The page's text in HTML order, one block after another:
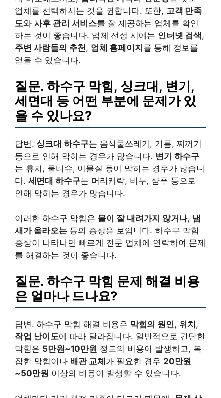
업체를 선택하시는 것을 권합니다. 또한, 고객 만족
도와 사후 관리 서비스를 잘 제공하는 업체를 확인
하는 것이 좋습니다. 업체 선정 시에는 인터넷 검색,
주변 사람들의 추천, 업체 홈페이지를 통해 정보를
얻을 수 있습니다.
질문. 하수구 막힘, 싱크대, 변기,
세면대 등 어떤 부분에 문제가 있
을 수 있나요?
답변. 싱크대 하수구는 음식물쓰레기, 기름, 찌꺼기
등으로 인해 막히는 경우가 많습니다. 변기 하수구
는 휴지, 물티슈, 이물질 등이 막히는 경우가 많습니
다. 세면대 하수구는 머리카락, 비누, 샴푸 등으로
인해 막히는 경우가 많습니다.
이러한 하수구 막힘은 물이 잘 내려가지 않거나, 냄
새가 올라오는 등의 증상을 보입니다. 하수구 막힘
증상이 나타나면 빠르게 전문 업체에 연락하여 문제
를 해결하는 것이 좋습니다.
질문. 하수구 막힘 문제 해결 비용
은 얼마나 드나요?
답변. 하수구 막힘 해결 비용은 막힘의 원인, 위치 ,
작업 난이도에 따라 달라집니다. 일반적으로 간단한
막힘은 5만원~10만원 정도의 비용이 발생하고, 복
잡한 막힘이나 배관 교체 가 필요한 경우 20만원
~50만원 이상의 비용이 발생할 수 있습니다.